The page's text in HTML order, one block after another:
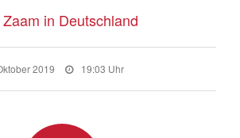
in Deutschland
2019 19:03 Uhr